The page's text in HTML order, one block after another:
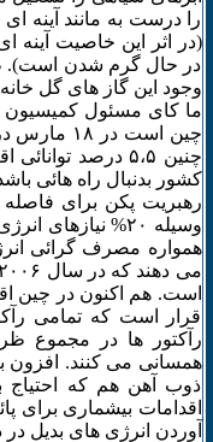
را درست به مانند آینه
(در اثر این خاصیت آینه
در حال گرم شدن است).
وجود این گاز های گل
ما کای مسئول کمیسیون
چنین ۵،۵ درصد
کشور بدنبال راه هائی
وسیله ۲۰%
همواره مصرف گرائی
قرار است که تمامی
همسانی می کنند. افزون
ذوب آهن هم که احتیاج
اقدامات بیشماری برای
آوردن انرژی های بدیل